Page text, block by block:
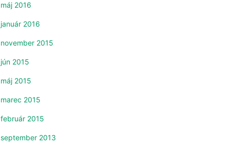
máj 2016
január 2016
november 2015
jún 2015
máj 2015
marec 2015
február 2015
september 2013